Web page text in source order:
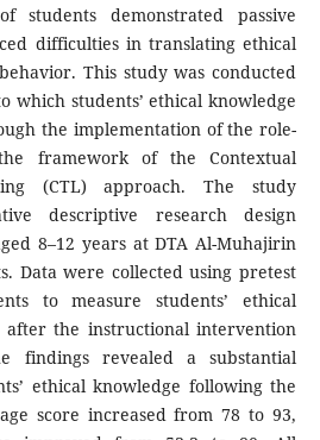
students demonstrated passive
difficulties in translating ethical
This study was conducted
which students’ ethical knowledge
the implementation of the role-
framework of the Contextual
(CTL) approach. The study
descriptive research design
8–12 years at DTA Al-Muhajirin
Data were collected using pretest
to measure students’ ethical
after the instructional intervention
findings revealed a substantial
ethical knowledge following the
score increased from 78 to 93,